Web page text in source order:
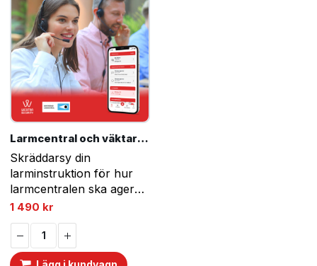
Larmcentral och väktare – 12 månader
Skräddarsy din
larminstruktion för hur
larmcentralen ska agera
på olika larm. Du
bestämmer när väktare
ska rycka ut. 12 månader
förbetald
1 490 kr